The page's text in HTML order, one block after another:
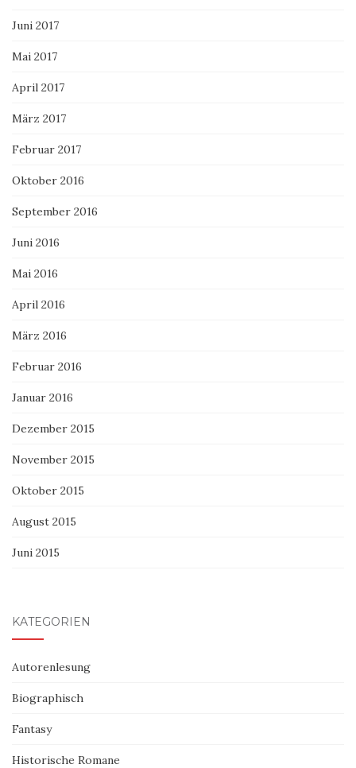
Juni 2017
Mai 2017
April 2017
März 2017
Februar 2017
Oktober 2016
September 2016
Juni 2016
Mai 2016
April 2016
März 2016
Februar 2016
Januar 2016
Dezember 2015
November 2015
Oktober 2015
August 2015
Juni 2015
KATEGORIEN
Autorenlesung
Biographisch
Fantasy
Historische Romane